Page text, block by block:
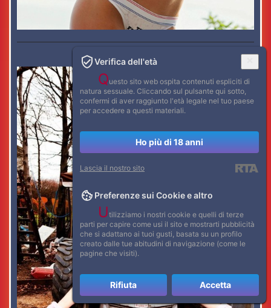
Verifica dell'età
Questo sito web ospita contenuti espliciti di
natura sessuale. Cliccando sul pulsante qui sotto,
confermi di aver raggiunto l'età legale nel tuo paese
per accedere a questi materiali.
Ho più di 18 anni
Lascia il nostro sito
Preferenze sui Cookie e altro
Utilizziamo i nostri cookie e quelli di terze
parti per capire come usi il sito e mostrarti pubblicità
che si adattano ai tuoi gusti, basata su un profilo
creato dalle tue abitudini di navigazione (come le
pagine che visiti).
Rifiuta Accetta